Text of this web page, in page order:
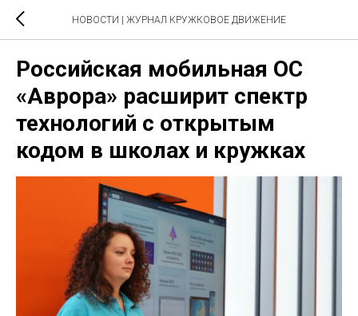
НОВОСТИ | ЖУРНАЛ КРУЖКОВОЕ ДВИЖЕНИЕ
Российская мобильная ОС
«Аврора» расширит спектр
технологий с открытым
кодом в школах и кружках